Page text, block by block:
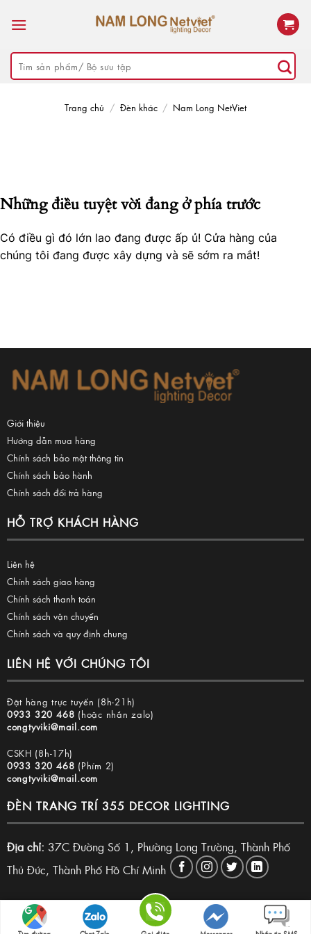
Tìm
kiếm:
Trang chủ / Đèn khác / Nam Long NetViet
Những điều tuyệt vời đang ở phía trước
Có điều gì đó lớn lao đang được ấp ủ! Cửa hàng của
chúng tôi đang được xây dựng và sẽ sớm ra mắt!
Giới thiệu
Hướng dẫn mua hàng
Chính sách bảo mật thông tin
Chính sách bảo hành
Chính sách đổi trả hàng
HỖ TRỢ KHÁCH HÀNG
Liên hệ
Chính sách giao hàng
Chính sách thanh toán
Chính sách vận chuyển
Chính sách và quy định chung
LIÊN HỆ VỚI CHÚNG TÔI
Đặt hàng trực tuyến (8h-21h)
0933 320 468 (hoặc nhắn zalo)
congtyviki@mail.com
CSKH (8h-17h)
0933 320 468 (Phím 2)
congtyviki@mail.com
ĐÈN TRANG TRÍ 355 DECOR LIGHTING
Địa chỉ: 37C Đường Số 1, Phường Long Trường, Thành Phố
Thủ Đức, Thành Phố Hồ Chí Minh
Copyright 2026 © Đèn trang trí 355 Decor